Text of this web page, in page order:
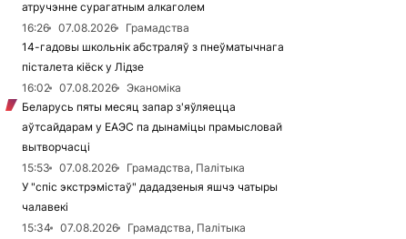
атручэнне сурагатным алкаголем
16:26
07.08.2026
Грамадства
14-гадовы школьнік абстраляў з пнеўматычнага
пісталета кіёск у Лідзе
16:02
07.08.2026
Эканоміка
Беларусь пяты месяц запар з'яўляецца
аўтсайдарам у ЕАЭС па дынаміцы прамысловай
вытворчасці
15:53
07.08.2026
Грамадства, Палітыка
У "спіс экстрэмістаў" дададзеныя яшчэ чатыры
чалавекі
15:34
07.08.2026
Грамадства, Палітыка